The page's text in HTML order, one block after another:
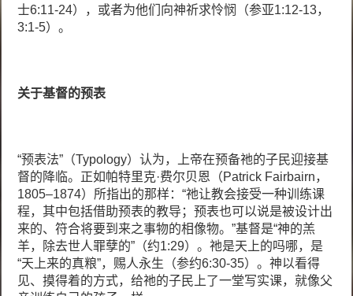
士6:11-24），或者为他们向神祈求怜悯（参亚1:12-13，
3:1-5）。
关于基督的预表
“预表法”（Typology）认为，上帝在预备祂的子民迎接基
督的降临。正如帕特里克·费尔贝恩（Patrick Fairbairn，
1805–1874）所指出的那样：“祂让教会接受一种训练课
程，其中包括借助预表的教导；预表也可以说是被设计出
来的、符合将要到来之事物的相像物。”基督是“神的羔
羊，除去世人罪孽的”（约1:29）。祂是天上的吗哪，是
“天上来的真粮”，赐人永生（参约6:30-35）。神以看得
见、摸得着的方式，给祂的子民上了一堂写实课，就像父